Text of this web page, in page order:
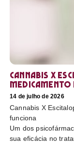
Cannabis X
14 de julho de 2026
Cannabis X
funciona
Um dos
sua eficácia no